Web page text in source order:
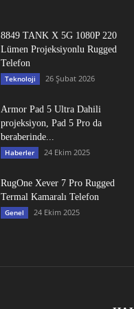
8849 TANK X 5G 1080P 220
Lümen Projeksiyonlu Rugged
Telefon
Teknoloji 26 Şubat 2026
Armor Pad 5 Ultra Dahili
projeksiyon, Pad 5 Pro da
beraberinde...
Haberler 24 Ekim 2025
RugOne Xever 7 Pro Rugged
Termal Kamaralı Telefon
Genel 24 Ekim 2025